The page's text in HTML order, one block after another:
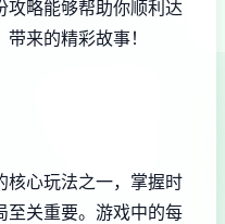
攻略能够帮助你顺利达
来的精彩故事！
核心玩法之一，掌握时
至关重要。游戏中的每